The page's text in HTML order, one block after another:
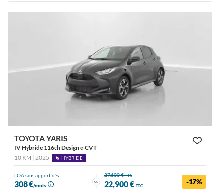
TOYOTA YARIS
IV Hybride 116ch Design e-CVT
10 KM | 2025
HYBRIDE
LOA sans apport dès
308 €/mois
ou
27,600 €TTC
22,900 € TTC -17%